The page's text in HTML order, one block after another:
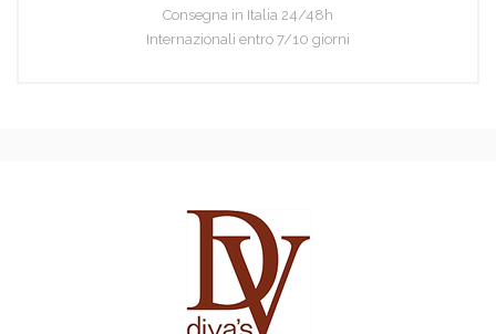
Consegna in Italia 24/48h
Internazionali entro 7/10 giorni